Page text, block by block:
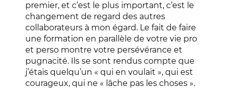
premier, et c’est le plus important, c’est le
changement de regard des autres
collaborateurs à mon égard. Le fait de faire
une formation en parallèle de votre vie pro
et perso montre votre persévérance et
pugnacité. Ils se sont rendus compte que
j’étais quelqu’un « qui en voulait », qui est
courageux, qui ne « lâche pas les choses ».